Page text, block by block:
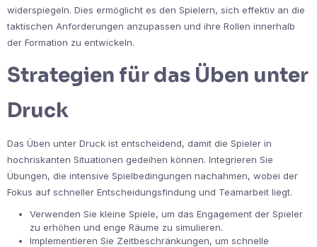
widerspiegeln. Dies ermöglicht es den Spielern, sich effektiv an die
taktischen Anforderungen anzupassen und ihre Rollen innerhalb
der Formation zu entwickeln.
Strategien für das Üben unter
Druck
Das Üben unter Druck ist entscheidend, damit die Spieler in
hochriskanten Situationen gedeihen können. Integrieren Sie
Übungen, die intensive Spielbedingungen nachahmen, wobei der
Fokus auf schneller Entscheidungsfindung und Teamarbeit liegt.
Verwenden Sie kleine Spiele, um das Engagement der Spieler
zu erhöhen und enge Räume zu simulieren.
Implementieren Sie Zeitbeschränkungen, um schnelle